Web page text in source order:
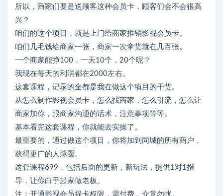
所以，商家们要是送顾客这种会员卡，顾客们会不会很高
兴？
咱们的这个项目，就是上门给商家推销影视会员卡。
咱们几毛钱给商家一张，商家一次拿货就在几百张。
一个商家能挣100，一天10个，20个呢？
我现在每天的利润都在2000左右。
这套课程，记录的全都是我在做这个项目的干货。
从怎么制作影视会员卡，怎么找商家，怎么引流，怎么让
商家加你，跟商家沟通的话术，注意事项等等。
基本看完这套课程，你就能去实操了。
最重要的，通过做这个项目，你将加到同城的所有商户，
获得更广的人脉圈。
这套课程699，包括后面的更新，新玩法，提供1对1指
导，让你白手起家做老板。
注：开通影视会员提卡权限，需付费，介意勿扰。